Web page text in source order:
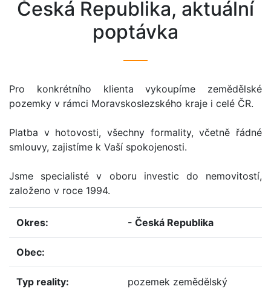
Česká Republika, aktuální
poptávka
Pro konkrétního klienta vykoupíme zemědělské
pozemky v rámci Moravskoslezského kraje i celé ČR.
Platba v hotovosti, všechny formality, včetně řádné
smlouvy, zajistíme k Vaší spokojenosti.
Jsme specialisté v oboru investic do nemovitostí,
založeno v roce 1994.
okres: - Česká Republika
obec:
typ reality: pozemek zemědělský